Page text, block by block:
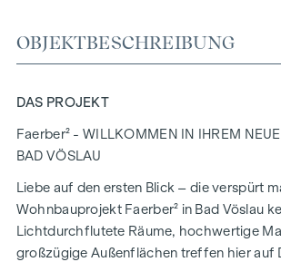
OBJEKTBESCHREIBUNG
DAS PROJEKT
Faerber² - WILLKOMMEN IN IHREM
BAD VÖSLAU
Liebe auf den ersten Blick – die verspürt
Wohnbauprojekt Faerber² in Bad Vöslau
Lichtdurchflutete Räume, hochwertige
großzügige Außenflächen treffen hier auf